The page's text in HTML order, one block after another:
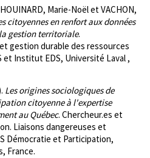
Marie-Noël et VACHON,
citoyennes en renfort aux données
gestion territoriale.
gestion durable des ressources
et Institut EDS, Université Laval ,
Les origines sociologiques de
citoyenne à l'expertise
au Québec. Chercheur.es et
Liaisons dangereuses et
Démocratie et Participation,
France.